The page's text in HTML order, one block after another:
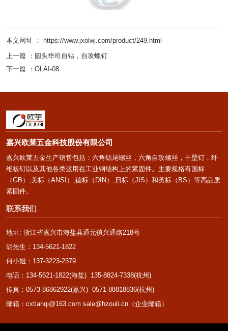
本文网址 ： https://www.jxolwj.com/product/249.html
上一篇 ： 圆头华司自钻，自攻螺钉
下一篇 ： OLAI-08
嘉兴欧莱五金科技股份有限公司
嘉兴欧莱五金生产销售包括：六角钻尾螺丝，六角自攻螺丝，干壁钉，纤
维板钉以及其他各类运用在工业钢结构上的紧固件。主要规格有国标
（GB）,美标（ANSI）,德标（DIN）,日标（JIS）和英标（BS）等高品质
紧固件。
联系我们
地址: 浙江省嘉兴市海盐县通元镇兴通路218号
胡先生：134-5621-1822
何小姐：137-3223-2379
电话：134-5621-1822(海盐) 135-8824-7338(杭州)
传真：0573-86862922(嘉兴) 0571-88818836(杭州)
邮箱：cxtianqi@163.com sale@hzouli.cn（企业邮箱）